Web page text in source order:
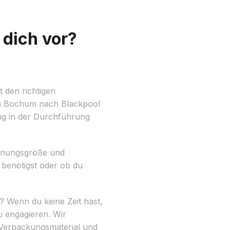
vor?
den richtigen
nach Blackpool
in der Durchführung
und
oder ob du
Wenn du keine Zeit hast,
engagieren. Wir
und